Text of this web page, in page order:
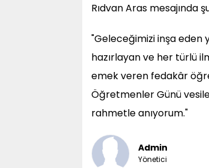
Rıdvan Aras mesajında
"Geleceğimizi inşa eden
hazırlayan ve her türlü
emek veren fedakâr
Öğretmenler Günü
rahmetle anıyorum."
Admin
Yönetici